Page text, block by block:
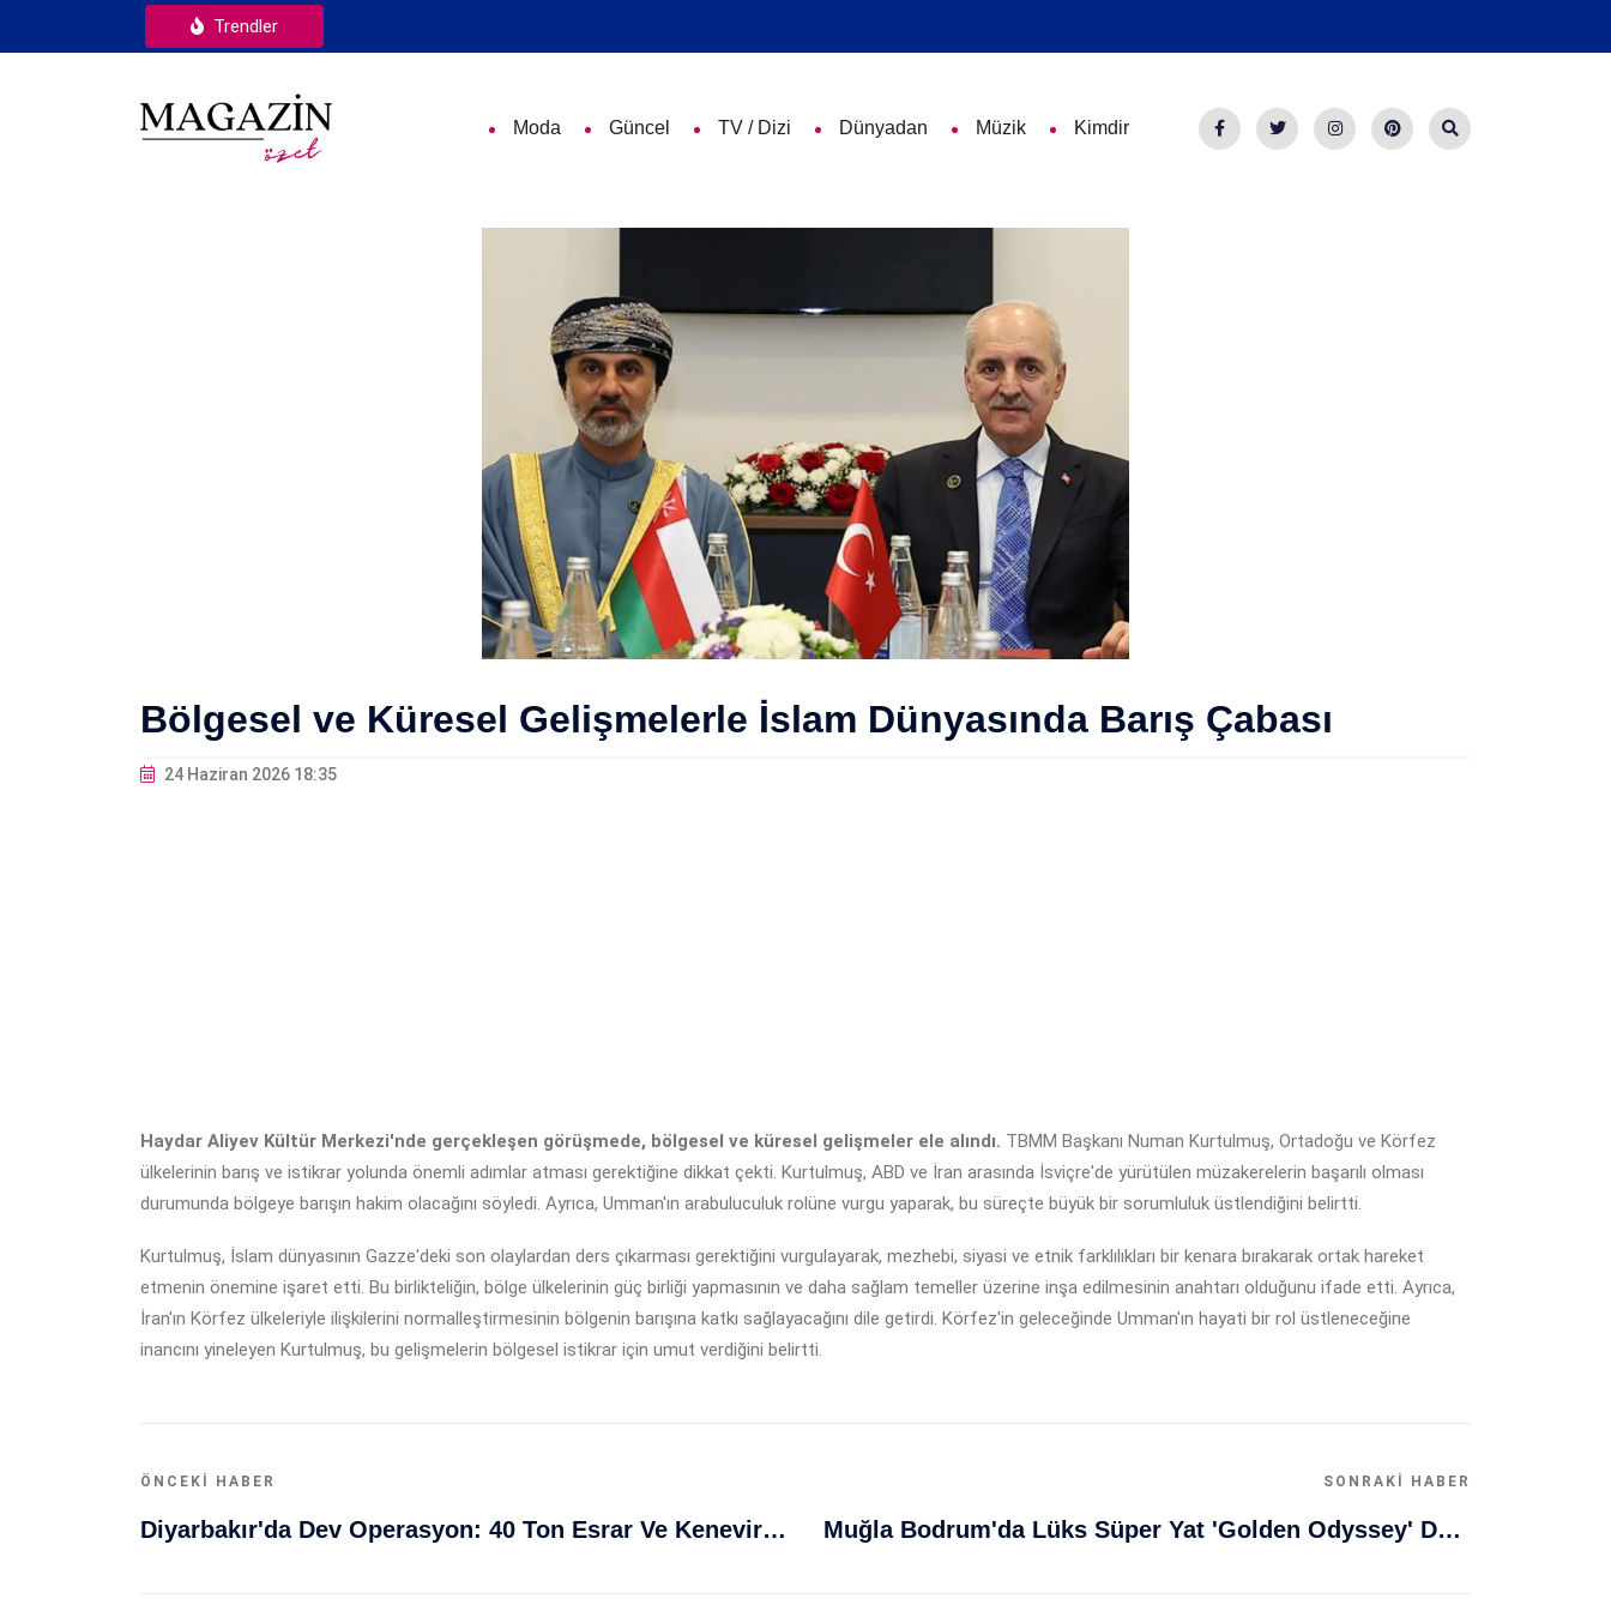
Trendler
Moda Güncel TV / Dizi Dünyadan Müzik Kimdir
Bölgesel ve Küresel Gelişmelerle İslam Dünyasında Barış Çabası
24 Haziran 2026 18:35
Haydar Aliyev Kültür Merkezi'nde gerçekleşen görüşmede, bölgesel ve küresel gelişmeler ele alındı. TBMM Başkanı Numan Kurtulmuş, Ortadoğu ve Körfez
ülkelerinin barış ve istikrar yolunda önemli adımlar atması gerektiğine dikkat çekti. Kurtulmuş, ABD ve İran arasında İsviçre'de yürütülen müzakerelerin başarılı olması
durumunda bölgeye barışın hakim olacağını söyledi. Ayrıca, Umman'ın arabuluculuk rolüne vurgu yaparak, bu süreçte büyük bir sorumluluk üstlendiğini belirtti.
Kurtulmuş, İslam dünyasının Gazze'deki son olaylardan ders çıkarması gerektiğini vurgulayarak, mezhebi, siyasi ve etnik farklılıkları bir kenara bırakarak ortak hareket
etmenin önemine işaret etti. Bu birlikteliğin, bölge ülkelerinin güç birliği yapmasının ve daha sağlam temeller üzerine inşa edilmesinin anahtarı olduğunu ifade etti. Ayrıca,
İran'ın Körfez ülkeleriyle ilişkilerini normalleştirmesinin bölgenin barışına katkı sağlayacağını dile getirdi. Körfez'in geleceğinde Umman'ın hayati bir rol üstleneceğine
inancını yineleyen Kurtulmuş, bu gelişmelerin bölgesel istikrar için umut verdiğini belirtti.
ÖNCEKI HABER
Diyarbakır'da Dev Operasyon: 40 Ton Esrar Ve Kenevir Ele Geçirildi
SONRAKI HABER
Muğla Bodrum'da Lüks Süper Yat 'Golden Odyssey' Demirledi